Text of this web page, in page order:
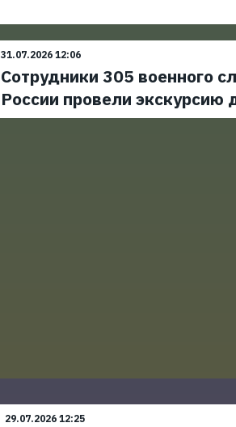
31.07.2026 12:06
Сотрудники 305 военного
России провели
29.07.2026 12:25